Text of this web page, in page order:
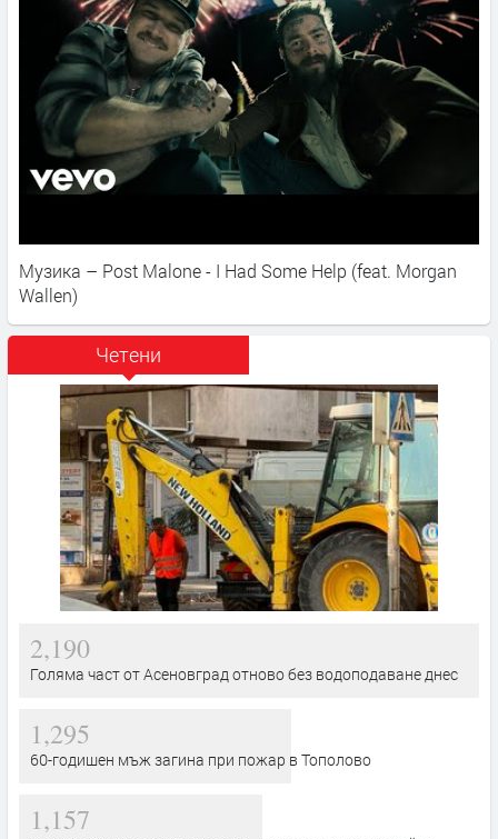
Музика – Post Malone - I Had Some Help (feat. Morgan
Wallen)
Четени
2,190
Голяма част от Асеновград отново без водоподаване днес
1,295
60-годишен мъж загина при пожар в Тополово
1,157